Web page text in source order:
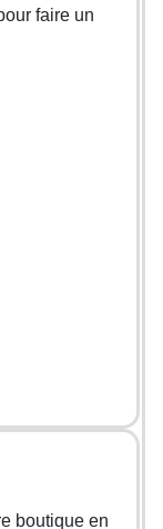
faire un
boutique en